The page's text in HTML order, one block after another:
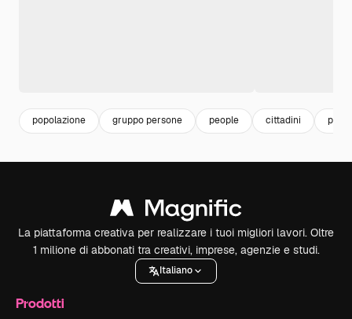
popolazione gruppo persone people cittadini
La piattaforma creativa per realizzare i tuoi migliori lavori. Oltre
1 milione di abbonati tra creativi, imprese, agenzie e studi.
Italiano
Prodotti